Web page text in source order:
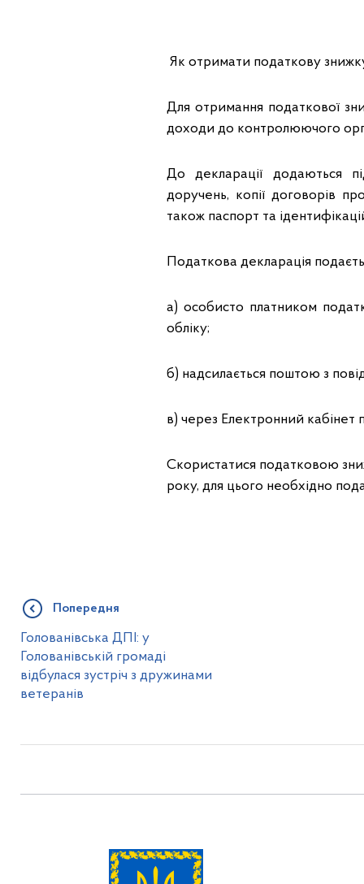
Як отримати податкову
Для отримання податкової
доходи до контролюючого
До декларації додаються
доручень, копії договорів
також паспорт та
Податкова декларація
а) особисто платником
обліку;
б) надсилається поштою з
в) через Електронний кабінет
Скористатися податковою
року, для цього необхідно
Попередня
Голованівська ДПІ: у
Голованівській громаді
відбулася зустріч з дружинами
ветеранів